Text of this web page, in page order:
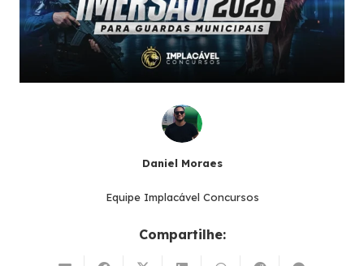
Daniel Moraes
Equipe Implacável Concursos
Compartilhe: